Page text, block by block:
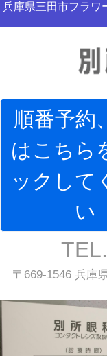
兵庫県三田市フラワ
順番予約
はこちら
ックして
い
〒669-1546 兵庫